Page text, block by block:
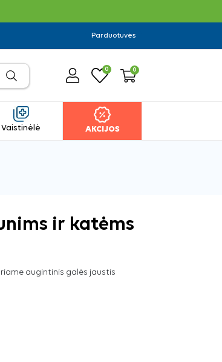
Parduotuvės
0 0
Vaistinėlė AKCIJOS
ir katėms
augintinis galės jaustis